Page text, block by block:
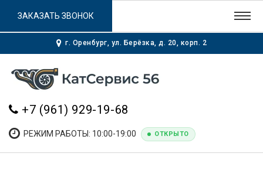
г. Оренбург, ул. Берёзка, д. 20, корп. 2
+7 (961) 929-19-68
РЕЖИМ РАБОТЫ: 10:00-19:00 ОТКРЫТО
ЗАКАЗАТЬ ЗВОНОК